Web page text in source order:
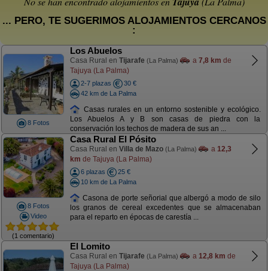
... PERO, TE SUGERIMOS ALOJAMIENTOS CERCANOS
:
8 Fotos
Los Abuelos
Casa Rural en Tijarafe (La Palma) a 7,8 km de
Tajuya (La Palma)
2-7 plazas
30 €
42 km de La Palma
Casas rurales en un entorno sostenible y ecológico.
Los Abuelos A y B son casas de piedra con la
conservación los techos de madera de sus an ...
8 Fotos
Video
(1 comentario)
Casa Rural El Pósito
Casa Rural en Villa de Mazo (La Palma) a 12,3
km de Tajuya (La Palma)
6 plazas
25 €
10 km de La Palma
Casona de porte señorial que albergó a modo de silo
los granos de cereal excedentes que se almacenaban
para el reparto en épocas de carestía ...
El Lomito
Casa Rural en Tijarafe (La Palma) a 12,8 km de
Tajuya (La Palma)